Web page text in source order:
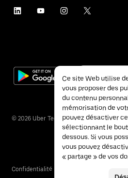
© 2026 Uber Technologies Inc.
Confidentialité
Ce site Web utilise
vous proposer des
du contenu
mémorisation de
pouvez désactiver
sélectionnant le
dessous. Si vous
vous pouvez
« partage » de vos